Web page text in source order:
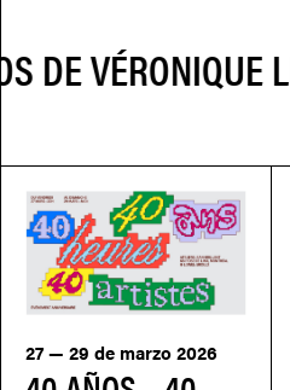
27 — 29 de marzo 2026